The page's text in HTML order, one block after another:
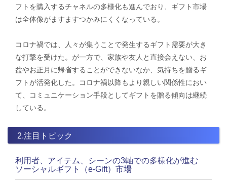
フトを購入するチャネルの多様化も進んでおり、ギフト市場
は全体像がますますつかみにくくなっている。
​コロナ禍では、人々が集うことで発生するギフト需要が大き
な打撃を受けた。が一方で、家族や友人と直接会えない、お
盆やお正月に帰省することができないなか、気持ちを贈るギ
フトが活発化した。コロナ禍以降もより親しい関係性におい
て、コミュニケーション手段としてギフトを贈る傾向は継続
している。
2.注目トピック
利用者、アイテム、シーンの3軸での多様化が進む
ソーシャルギフト（e-Gift）市場